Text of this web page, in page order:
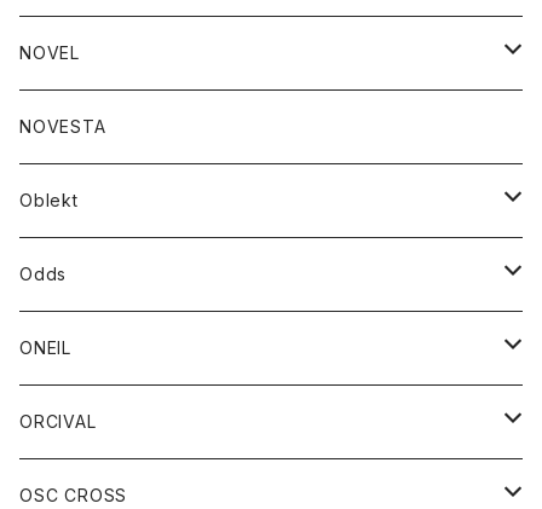
ジャケット
バッグ
グッズ
ウォレット
靴
トップス
ジャケット
シャツ
ボトム
ショートパンツ
パンツ
レディース
シャツ
Tシャツ
コート
ジャケット
アクセサリー
バッグ
ブレスレット
グッズ
靴
ストール/マフラー
トップス
シャツ
シャツジャケット
ボトム
ショートパンツ
ジーンズ
帽子
NOVEL
トップス
カットソー
スエット
ボトム
NOVESTA
Oblekt
ボトム
ショートパンツ
パンツ
レディース
ボトム
Odds
帽子
ONEIL
スカート
ORCIVAL
アウター
OSC CROSS